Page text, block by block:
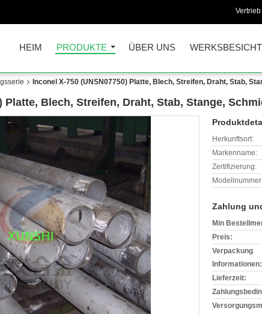
HEIM PRODUKTE ÜBER UNS
Inconel X-750 (UNSN07750) Platte, Blech, Streifen, Draht, Stab,
Platte, Blech, Streifen, Draht, Stab, Stange,
Herkunftsort:
Markenname:
Zertifizierung:
Zahlung
Min
Preis:
Verpackung
Informationen:
Lieferzeit: